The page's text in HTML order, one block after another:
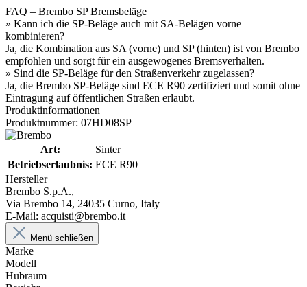
FAQ – Brembo SP Bremsbeläge
» Kann ich die SP-Beläge auch mit SA-Belägen vorne
kombinieren?
Ja, die Kombination aus SA (vorne) und SP (hinten) ist von Brembo
empfohlen und sorgt für ein ausgewogenes Bremsverhalten.
» Sind die SP-Beläge für den Straßenverkehr zugelassen?
Ja, die Brembo SP-Beläge sind ECE R90 zertifiziert und somit ohne
Eintragung auf öffentlichen Straßen erlaubt.
Produktinformationen
Produktnummer: 07HD08SP
Art:
Sinter
Betriebserlaubnis: ECE R90
Hersteller
Brembo S.p.A.,
Via Brembo 14, 24035 Curno, Italy
E-Mail: acquisti@brembo.it
Menü schließen
Marke
Modell
Hubraum